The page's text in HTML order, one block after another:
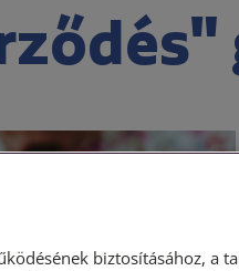
biztosításához, a